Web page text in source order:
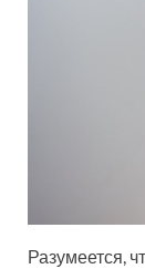
Разумеется,